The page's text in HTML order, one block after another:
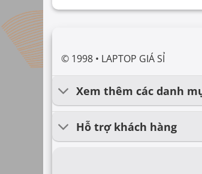
© 1998 • LAPTOP GIÁ SỈ
Xem thêm các danh
Hỗ trợ khách hàng